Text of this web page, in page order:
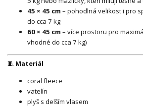
45 × 45 cm – pohodlná velikost i pro
do cca 7 kg
60 × 45 cm – více prostoru pro
vhodné do cca 7 kg)
🧵 Materiál
coral fleece
vatelín
plyš s delším vlasem